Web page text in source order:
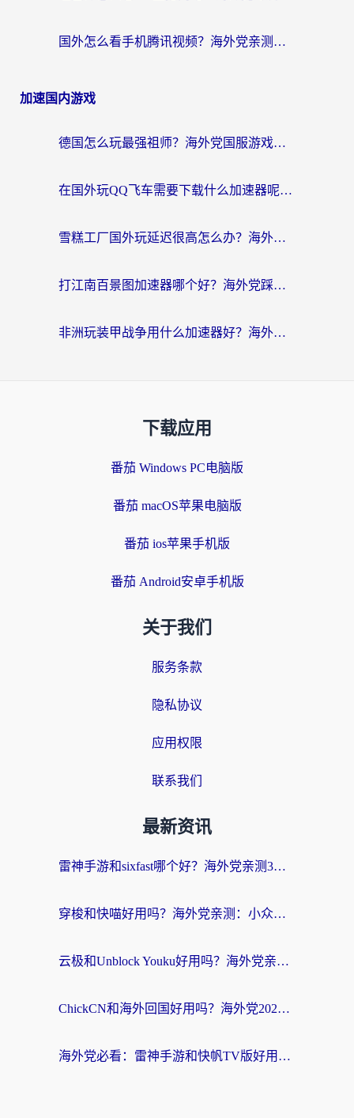
国外怎么看手机腾讯视频？海外党亲测有效的追剧加速器选择指南
加速国内游戏
德国怎么玩最强祖师？海外党国服游戏加速器选择全攻略（附宝可梦Online实测）
在国外玩QQ飞车需要下载什么加速器呢？海外党亲测有效的国服游戏加速指南
雪糕工厂国外玩延迟很高怎么办？海外玩家国服游戏加速终极攻略（附实测推荐）
打江南百景图加速器哪个好？海外党踩坑N次后，终于找到不卡的秘诀
非洲玩装甲战争用什么加速器好？海外党亲测有效的国服游戏加速方案
下载应用
番茄 Windows PC电脑版
番茄 macOS苹果电脑版
番茄 ios苹果手机版
番茄 Android安卓手机版
关于我们
服务条款
隐私协议
应用权限
联系我们
最新资讯
雷神手游和sixfast哪个好？海外党亲测3款回国加速器，教你选对不踩坑
穿梭和快喵好用吗？海外党亲测：小众加速器对比+番茄加速器深度体验
云极和Unblock Youku好用吗？海外党亲测+2026回国加速器避坑指南
ChickCN和海外回国好用吗？海外党2026亲测：从手游到影音，选对加速器的3个关键
海外党必看：雷神手游和快帆TV版好用吗？3步选对回国加速器不踩坑